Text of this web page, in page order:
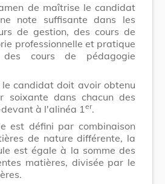
de maîtrise le candidat
note suffisante dans les
de gestion, des cours de
professionnelle et pratique
des cours de pédagogie
le candidat doit avoir obtenu
soixante dans chacun des
à l'alinéa 1 er.
est défini par combinaison
de nature différente, la
est égale à la somme des
matières, divisée par le